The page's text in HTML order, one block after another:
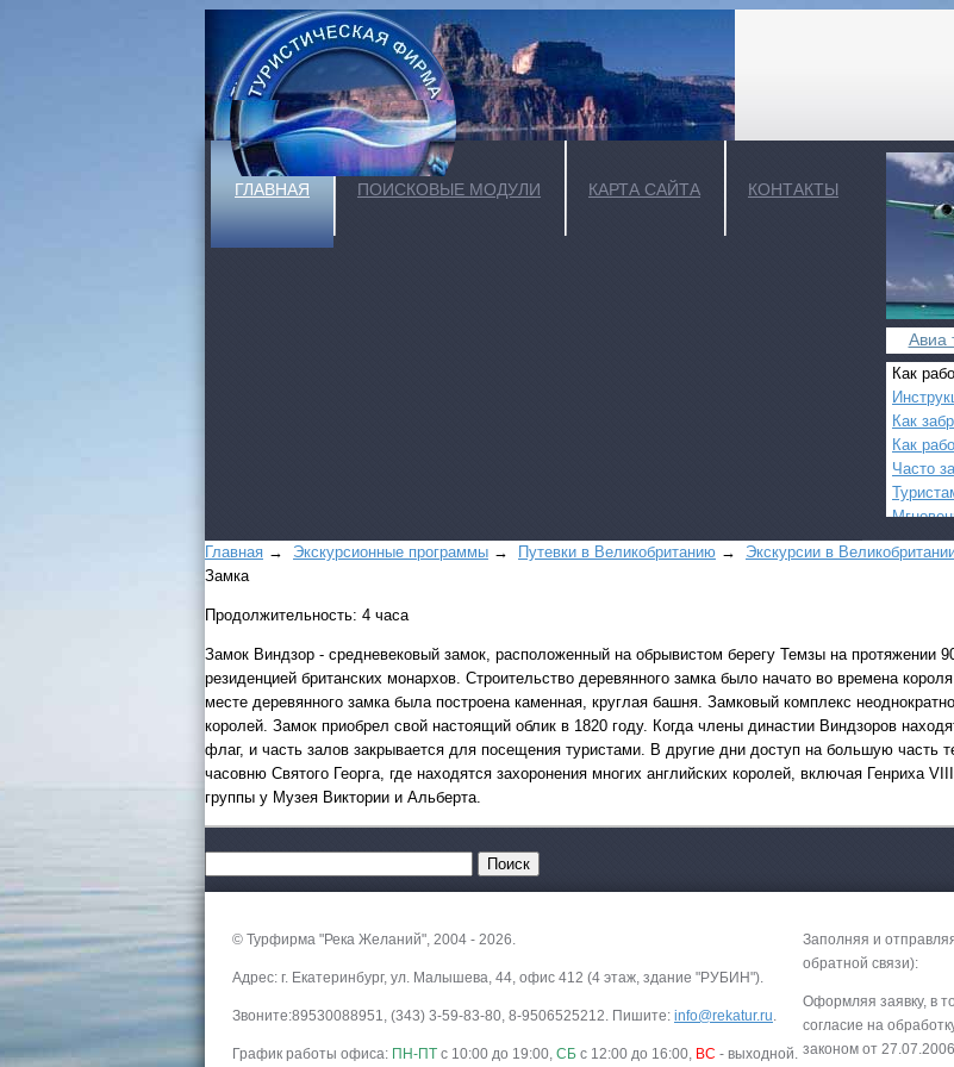
ГЛАВНАЯ ПОИСКОВЫЕ МОДУЛИ КАРТА САЙТА КОНТАКТЫ
Авиа
Как
Как
Как
Часто
Самые
море.
в
Главная → Экскурсионные программы → Путевки в Великобританию → Экскурсии в
Замка
Продолжительность: 4 часа
Замок Виндзор - средневековый замок, расположенный на обрывистом берегу Темзы на протяжении
резиденцией британских монархов. Строительство деревянного замка было начато во времена
месте деревянного замка была построена каменная, круглая башня. Замковый комплекс
королей. Замок приобрел свой настоящий облик в 1820 году. Когда члены династии Виндзоров
флаг, и часть залов закрывается для посещения туристами. В другие дни доступ на большую часть
часовню Святого Георга, где находятся захоронения многих английских королей, включая Генриха
группы у Музея Виктории и Альберта.
© Турфирма "Река Желаний", 2004 - 2026.
Адрес: г. Екатеринбург, ул. Малышева, 44, офис 412 (4 этаж, здание "РУБИН").
Звоните:89530088951, (343) 3-59-83-80, 8-9506525212. Пишите: info@rekatur.ru.
График работы офиса: ПН-ПТ с 10:00 до 19:00, СБ с 12:00 до 16:00, ВС - выходной.
Заполняя и
обратной связи):
Оформляя заявку, в
согласие на
законом от